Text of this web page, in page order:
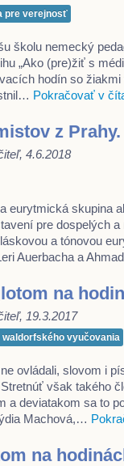
pre verejnosť
školu nemecký
„Ako (pre)žiť s
hodín so
Pokračovať v
z Prahy.
4.6.2018
eurytmická skupina
pre dospelých
a tónovou
Auerbacha a
na
19.3.2017
waldorfského vyučovania
ovládali, slovom i
však takého
a deviatakom sa to
Machová,…
na